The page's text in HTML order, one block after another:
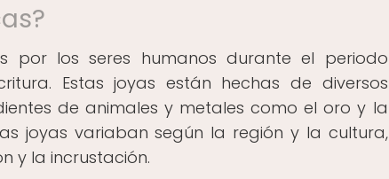
por los seres humanos durante el periodo
Estas joyas están hechas de diversos
de animales y metales como el oro y la
joyas variaban según la región y la cultura,
y la incrustación.